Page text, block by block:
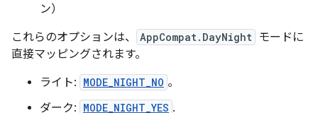
ン）
これらのオプションは、
AppCompat.DayNight モードに
直接マッピングされます。
ライト: MODE_NIGHT_NO 。
ダーク: MODE_NIGHT_YES .